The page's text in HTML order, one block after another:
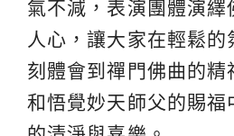
氣不減，表演團體演繹
人心，讓大家在輕鬆
刻體會到禪門佛曲的精
和悟覺妙天師父的賜福